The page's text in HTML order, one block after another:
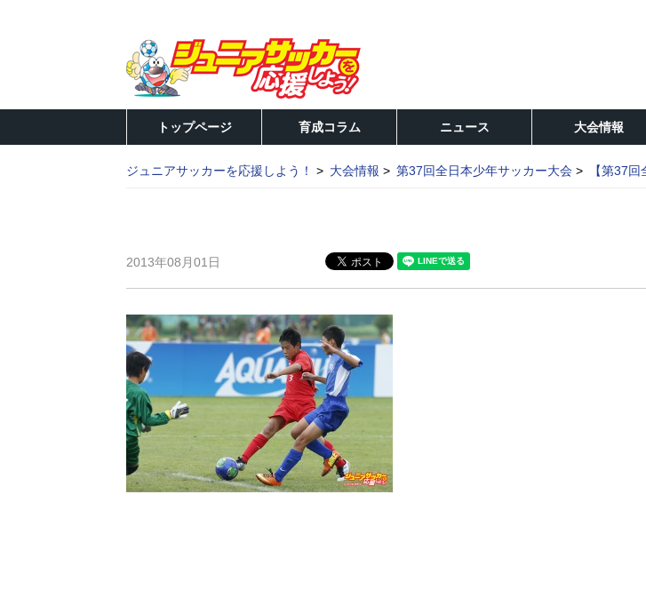
トップページ 育成コラム ニュース 大会情報
ジュニアサッカーを応援しよう！ 大会情報 第37回全日本少年サッカー大会 【第37
2013年08月01日